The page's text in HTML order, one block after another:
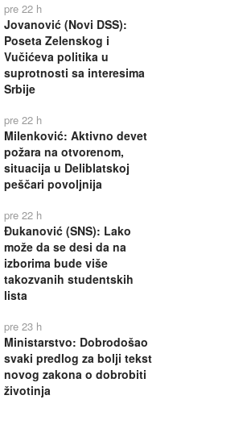
pre 22 h
Jovanović (Novi DSS):
Poseta Zelenskog i
Vučićeva politika u
suprotnosti sa interesima
Srbije
pre 22 h
Milenković: Aktivno devet
požara na otvorenom,
situacija u Deliblatskoj
peščari povoljnija
pre 22 h
Đukanović (SNS): Lako
može da se desi da na
izborima bude više
takozvanih studentskih
lista
pre 23 h
Ministarstvo: Dobrodošao
svaki predlog za bolji tekst
novog zakona o dobrobiti
životinja